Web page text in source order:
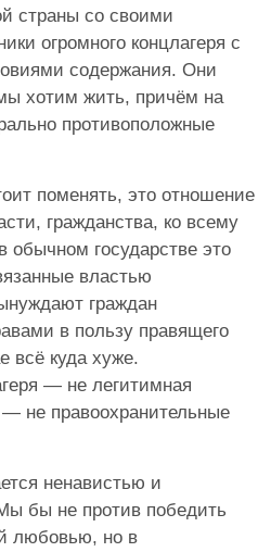
страны со своими
огромного концлагеря с
содержания. Они
хотим жить, причём на
противоположные
поменять, это отношение
гражданства, ко всему
государстве это
властью
граждан
в пользу правящего
всё куда хуже.
— не легитимная
не правоохранительные
ненавистью и
бы не против победить
любовью, но в